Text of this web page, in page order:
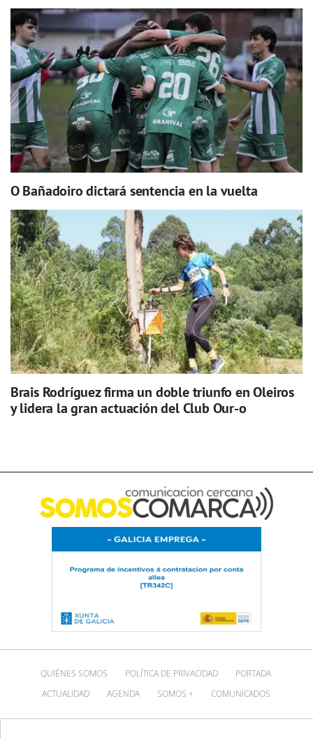
O Bañadoiro dictará sentencia en la vuelta
Brais Rodríguez firma un doble triunfo en Oleiros
y lidera la gran actuación del Club Our-o
QUIÉNES SOMOS POLÍTICA DE PRIVACIDAD
PORTADA
ACTUALIDAD
AGENDA SOMOS + COMUNICADOS